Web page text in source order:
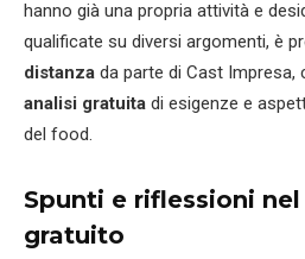
hanno già una propria attività e
qualificate su diversi argomenti, è
distanza da parte di Cast
analisi gratuita di esigenze e
del food.
Spunti e riflessioni
gratuito